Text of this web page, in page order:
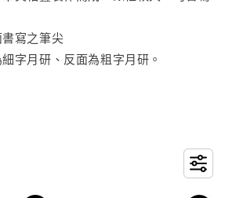
寫之筆尖
字月研、反面為粗字月研。